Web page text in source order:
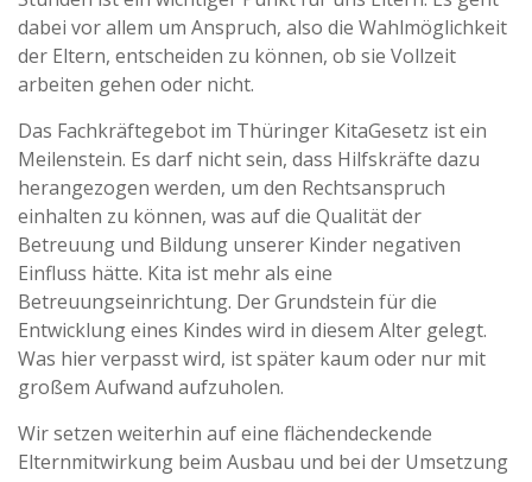
dabei vor allem um Anspruch, also die Wahlmöglichkeit
der Eltern, entscheiden zu können, ob sie Vollzeit
arbeiten gehen oder nicht.
Das Fachkräftegebot im Thüringer KitaGesetz ist ein
Meilenstein. Es darf nicht sein, dass Hilfskräfte dazu
herangezogen werden, um den Rechtsanspruch
einhalten zu können, was auf die Qualität der
Betreuung und Bildung unserer Kinder negativen
Einfluss hätte. Kita ist mehr als eine
Betreuungseinrichtung. Der Grundstein für die
Entwicklung eines Kindes wird in diesem Alter gelegt.
Was hier verpasst wird, ist später kaum oder nur mit
großem Aufwand aufzuholen.
Wir setzen weiterhin auf eine flächendeckende
Elternmitwirkung beim Ausbau und bei der Umsetzung